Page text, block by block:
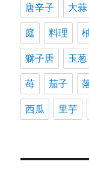
唐辛子 大蒜
庭 料理
獅子唐 玉葱
苺 茄子
西瓜 里芋